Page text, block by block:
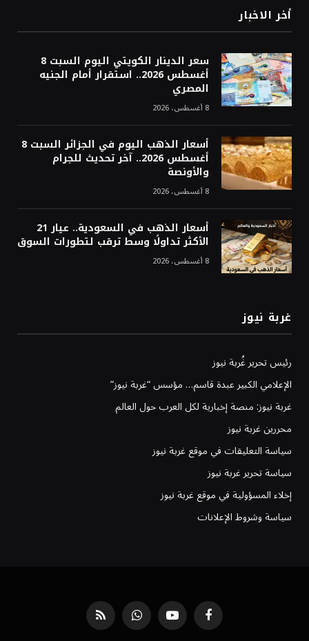
أخر الاخبار
سعر الدينار الكويتي اليوم السبت 8
أغسطس 2026.. استقرار أمام الجنيه
المصري
8 أغسطس، 2026
أسعار الذهب اليوم في الجزائر السبت 8
أغسطس 2026.. آخر تحديث للجرام
والأونصة
8 أغسطس، 2026
أسعار الذهب في السعودية.. عيار 21
الأكثر تداولًا وسط ترقب لتطورات السوق
8 أغسطس، 2026
غربة نيوز
رئيس تحرير غُربة نيوز
الإعلامي الكبير عبدة قاسم… مؤسس “غربة نيوز”
غربة نيوز: منصة إخبارية لكل العرب حول العالم
محررين غربة نيوز
سياسة التعليقات في موقع غربة نيوز
سياسة تحرير غربة نيوز
إخلاء المسؤولية في موقع غربة نيوز
سياسة وشروط الإعلانات
فيسبوك يوتيوب واتساب RSS